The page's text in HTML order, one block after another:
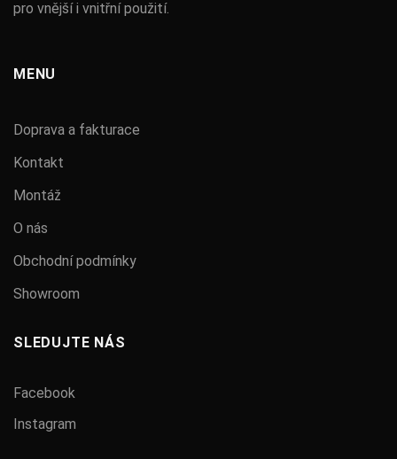
pro vnější i vnitřní použití.
MENU
Doprava a fakturace
Kontakt
Montáž
O nás
Obchodní podmínky
Showroom
SLEDUJTE NÁS
Facebook
Instagram